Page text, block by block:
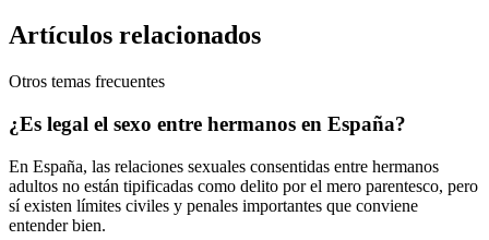
Artículos relacionados
Otros temas frecuentes
¿Es legal el sexo entre hermanos en España?
En España, las relaciones sexuales consentidas entre hermanos
adultos no están tipificadas como delito por el mero parentesco, pero
sí existen límites civiles y penales importantes que conviene
entender bien.